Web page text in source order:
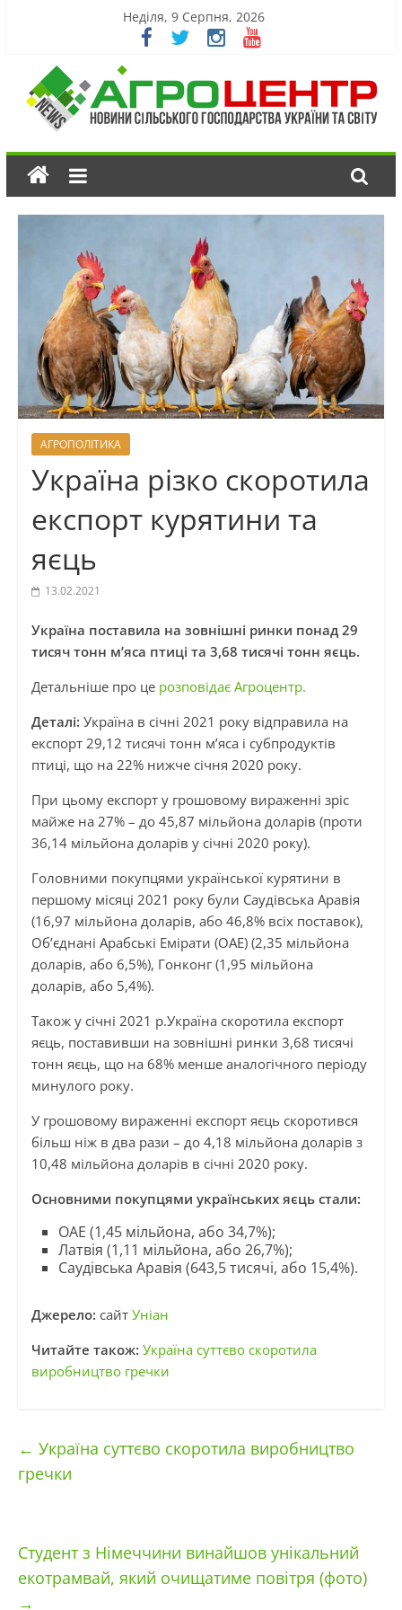
Неділя, 9 Серпня, 2026
АГРОПОЛІТИКА
Україна різко скоротила
експорт курятини та
яєць
13.02.2021
Україна поставила на зовнішні ринки понад 29
тисяч тонн м’яса птиці та 3,68 тисячі тонн яєць.
Детальніше про це розповідає Агроцентр.
Деталі: Україна в січні 2021 року відправила на
експорт 29,12 тисячі тонн м’яса і субпродуктів
птиці, що на 22% нижче січня 2020 року.
При цьому експорт у грошовому вираженні зріс
майже на 27% – до 45,87 мільйона доларів (проти
36,14 мільйона доларів у січні 2020 року).
Головними покупцями української курятини в
першому місяці 2021 року були Саудівська Аравія
(16,97 мільйона доларів, або 46,8% всіх поставок),
Об’єднані Арабські Емірати (ОАЕ) (2,35 мільйона
доларів, або 6,5%), Гонконг (1,95 мільйона
доларів, або 5,4%).
Також у січні 2021 р.Україна скоротила експорт
яєць, поставивши на зовнішні ринки 3,68 тисячі
тонн яєць, що на 68% менше аналогічного періоду
минулого року.
У грошовому вираженні експорт яєць скоротився
більш ніж в два рази – до 4,18 мільйона доларів з
10,48 мільйона доларів в січні 2020 року.
Основними покупцями українських яєць стали:
ОАЕ (1,45 мільйона, або 34,7%);
Латвія (1,11 мільйона, або 26,7%);
Саудівська Аравія (643,5 тисячі, або 15,4%).
Джерело: сайт Уніан
Читайте також: Україна суттєво скоротила
виробництво гречки
← Україна суттєво скоротила виробництво
гречки
Студент з Німеччини винайшов унікальний
екотрамвай, який очищатиме повітря (фото)
→